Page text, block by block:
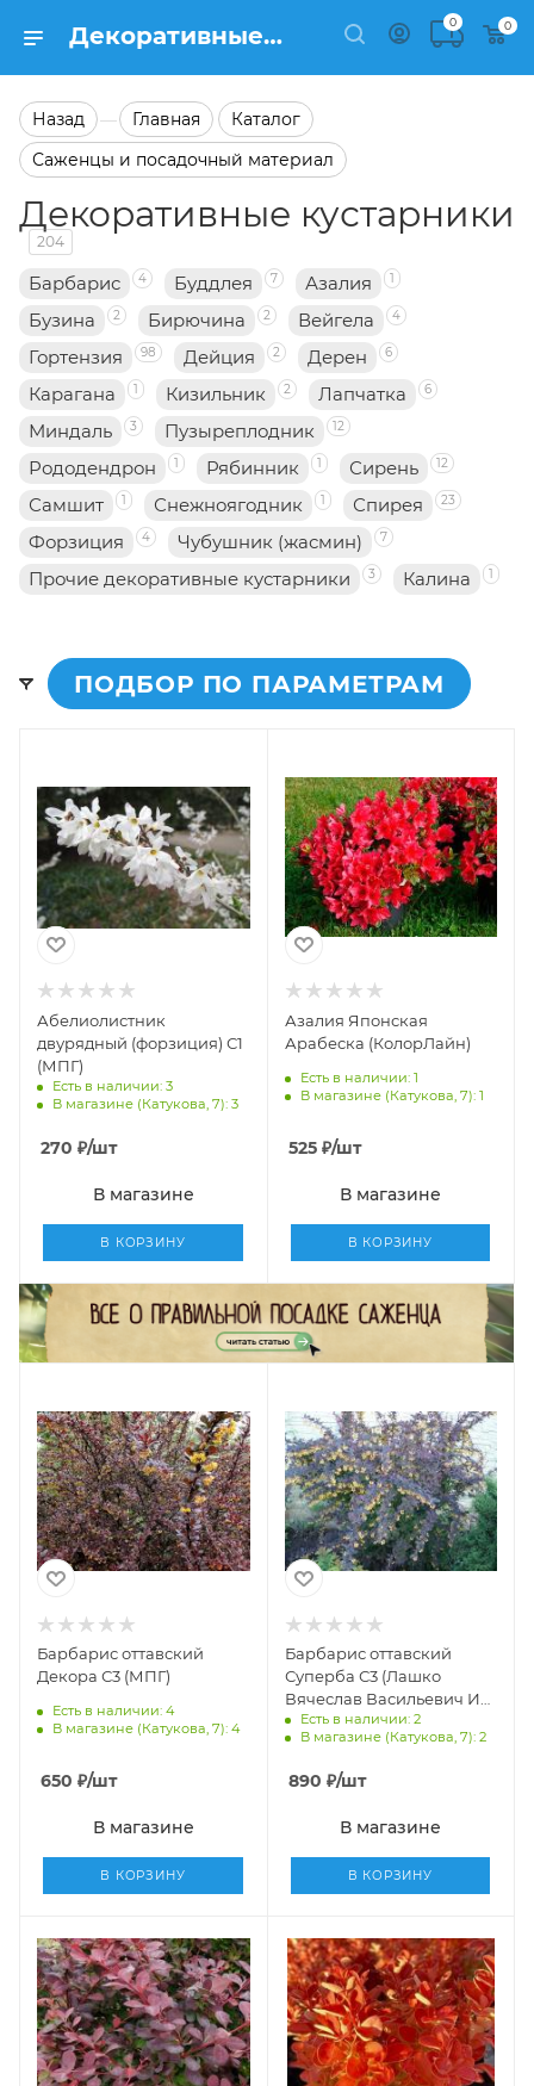
Декоративные кустарники на сайте Semfart.ru 0
0
Назад — Главная
Каталог
Саженцы и посадочный материал
Декоративные кустарники
204
Барбарис 4 Буддлея 7 Азалия 1
Бузина 2 Бирючина 2 Вейгела 4
Гортензия 98 Дейция 2 Дерен 6
Карагана 1 Кизильник 2 Лапчатка 6
Миндаль 3 Пузыреплодник 12
Рододендрон 1 Рябинник 1 Сирень 12
Самшит 1 Снежноягодник 1 Спирея 23
Форзиция 4 Чубушник (жасмин) 7
Прочие декоративные кустарники 3 Калина 1
ПОДБОР ПО ПАРАМЕТРАМ
Абелиолистник
двурядный (форзиция) С1
(МПГ)
Есть в наличии: 3
В магазине (Катукова, 7): 3
270 ₽/шт
В магазине
В КОРЗИНУ
Азалия Японская
Арабеска (КолорЛайн)
Есть в наличии: 1
В магазине (Катукова, 7): 1
525₽/шт
В магазине
В КОРЗИНУ
Барбарис оттавский
Декора С3 (МПГ)
Есть в наличии: 4
В магазине (Катукова, 7): 4
650 ₽/шт
В магазине
В КОРЗИНУ
Барбарис оттавский
Суперба С3 (Лашко
Вячеслав Васильевич ИП
КФх)Есть в наличии: 2
В магазине (Катукова, 7): 2
890 ₽/шт
В магазине
В КОРЗИНУ